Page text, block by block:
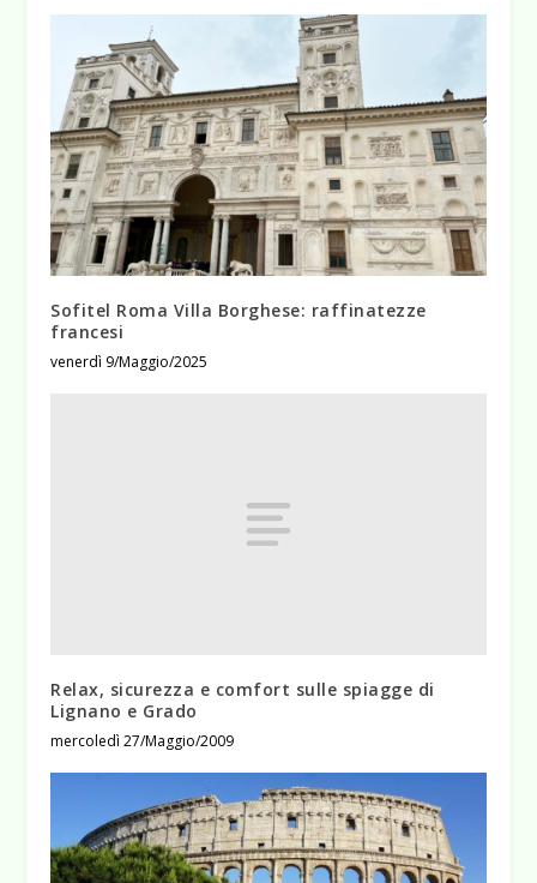
Sofitel Roma Villa Borghese: raffinatezze
francesi
venerdì 9/Maggio/2025
Relax, sicurezza e comfort sulle spiagge di
Lignano e Grado
mercoledì 27/Maggio/2009